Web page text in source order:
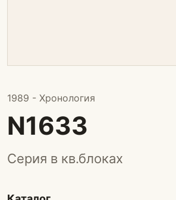
1989 - Хронология
N1633
Серия в кв.блоках